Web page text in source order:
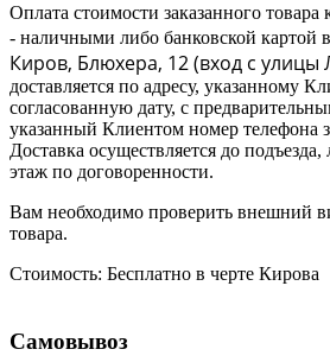
Оплата стоимости заказанного
- наличными либо банковской картой
Киров, Блюхера, 12 (вход с улицы
доставляется по адресу, указанному
согласованную дату, с
указанный Клиентом номер телефона
Доставка осуществляется до
этаж по договоренности.
Вам необходимо проверить внешний
товара.
Стоимость: Бесплатно в черте Кирова
Самовывоз